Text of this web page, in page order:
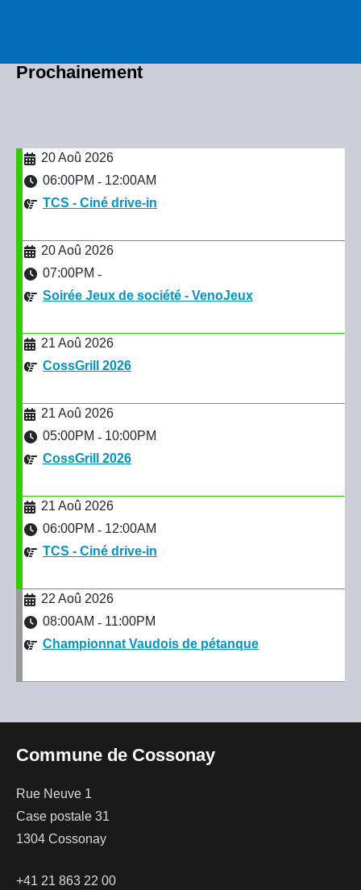
Prochainement
20 Aoû 2026
06:00PM - 12:00AM
TCS - Ciné drive-in
20 Aoû 2026
07:00PM -
Soirée Jeux de société - VenoJeux
21 Aoû 2026
CossGrill 2026
21 Aoû 2026
05:00PM - 10:00PM
CossGrill 2026
21 Aoû 2026
06:00PM - 12:00AM
TCS - Ciné drive-in
22 Aoû 2026
08:00AM - 11:00PM
Championnat Vaudois de pétanque
Commune de Cossonay
Rue Neuve 1
Case postale 31
1304 Cossonay
+41 21 863 22 00